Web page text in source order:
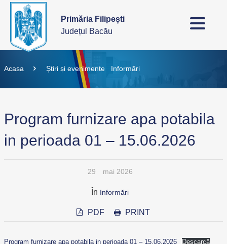
Primăria Filipești
Județul Bacău
Acasa Știri și evenimente Informări
Program furnizare apa potabila
in perioada 01 – 15.06.2026
29 mai 2026
În Informări
PDF PRINT
Program furnizare apa potabila in perioada 01 – 15.06.2026 Descarcă